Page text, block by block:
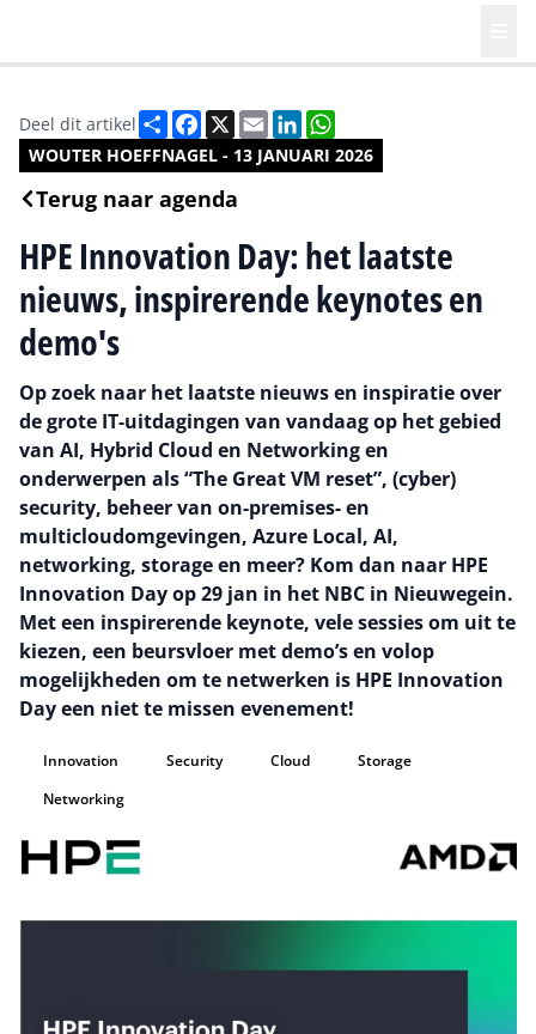
WOUTER HOEFFNAGEL - 13 JANUARI 2026
Deel dit artikel DeelFacebook
X EmailLinkedIn
Terug naar agenda
HPE Innovation Day: het laatste
nieuws, inspirerende keynotes en
demo's
Op zoek naar het laatste nieuws en inspiratie over
de grote IT-uitdagingen van vandaag op het gebied
van AI, Hybrid Cloud en Networking en
onderwerpen als “The Great VM reset”, (cyber)
security, beheer van on-premises- en
multicloudomgevingen, Azure Local, AI,
networking, storage en meer? Kom dan naar HPE
Innovation Day op 29 jan in het NBC in Nieuwegein.
Met een inspirerende keynote, vele sessies om uit te
kiezen, een beursvloer met demo’s en volop
mogelijkheden om te netwerken is HPE Innovation
Day een niet te missen evenement!
Innovation Security Cloud
Storage
Networking